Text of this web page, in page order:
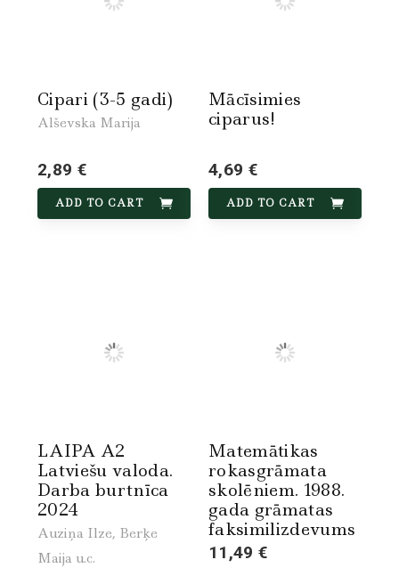
Cipari (3-5 gadi)
Alševska Marija
2,89 €
ADD TO CART
Mācīsimies
ciparus!
4,69 €
ADD TO CART
LAIPA A2
Latviešu valoda.
Darba burtnīca
2024
Auziņa Ilze, Berķe
Maija u.c.
Matemātikas
rokasgrāmata
skolēniem. 1988.
gada grāmatas
faksimilizdevums
11,49 €